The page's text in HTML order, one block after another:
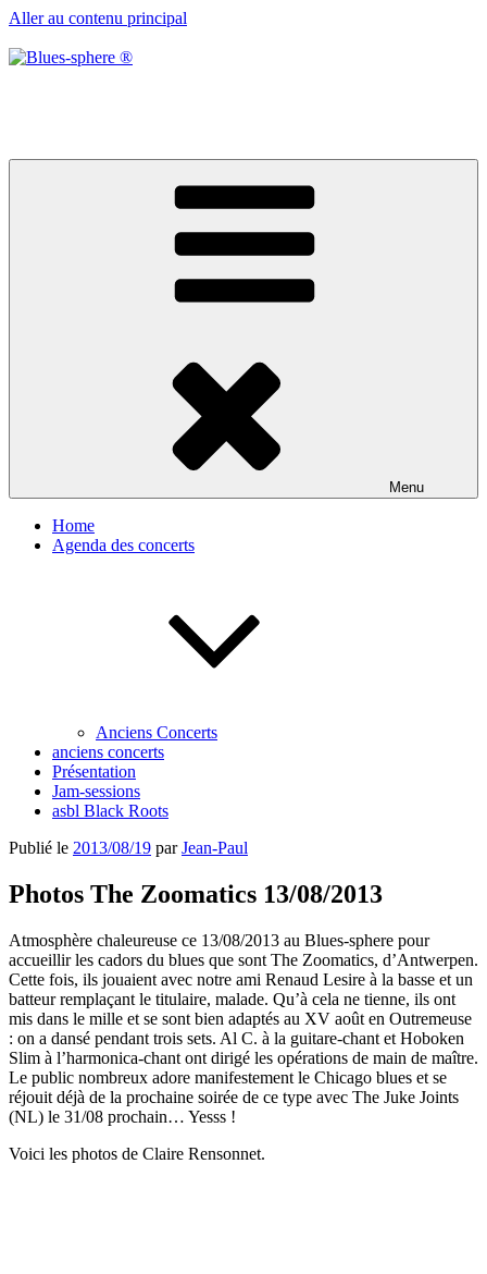
Aller au contenu principal
Menu
Home
Agenda des concerts
Anciens Concerts
anciens concerts
Présentation
Jam-sessions
asbl Black Roots
Publié le 2013/08/19 parJean-Paul
Photos The Zoomatics 13/08/2013
Atmosphère chaleureuse ce 13/08/2013 au Blues-sphere pour
accueillir les cadors du blues que sont The Zoomatics, d’Antwerpen.
Cette fois, ils jouaient avec notre ami Renaud Lesire à la basse et un
batteur remplaçant le titulaire, malade. Qu’à cela ne tienne, ils ont
mis dans le mille et se sont bien adaptés au XV août en Outremeuse
: on a dansé pendant trois sets. Al C. à la guitare-chant et Hoboken
Slim à l’harmonica-chant ont dirigé les opérations de main de maître.
Le public nombreux adore manifestement le Chicago blues et se
réjouit déjà de la prochaine soirée de ce type avec The Juke Joints
(NL) le 31/08 prochain… Yesss !
Voici les photos de Claire Rensonnet.